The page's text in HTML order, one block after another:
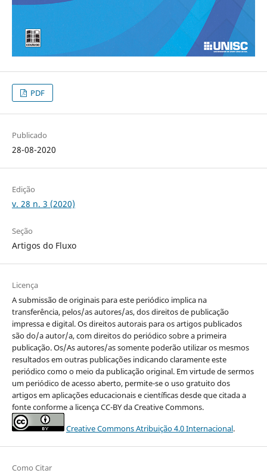
PDF
Publicado
28-08-2020
Edição
v. 28 n. 3 (2020)
Seção
Artigos do Fluxo
Licença
A submissão de originais para este periódico implica na
transferência, pelos/as autores/as, dos direitos de publicação
impressa e digital. Os direitos autorais para os artigos publicados
são do/a autor/a, com direitos do periódico sobre a primeira
publicação. Os/As autores/as somente poderão utilizar os mesmos
resultados em outras publicações indicando claramente este
periódico como o meio da publicação original. Em virtude de sermos
um periódico de acesso aberto, permite-se o uso gratuito dos
artigos em aplicações educacionais e científicas desde que citada a
fonte conforme a licença CC-BY da Creative Commons.
Creative Commons Atribuição 4.0 Internacional.
Como Citar